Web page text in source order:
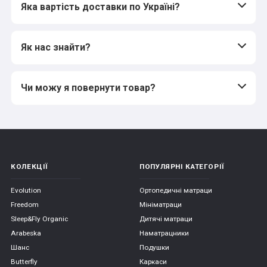
Яка вартість доставки по Україні?
Як нас знайти?
Чи можу я повернути товар?
КОЛЕКЦІЇ
Evolution
Freedom
Sleep&Fly Organic
Arabeska
Шанс
Butterfly
ПОПУЛЯРНІ КАТЕГОРІЇ
Ортопедичні матраци
Мініматраци
Дитячі матраци
Наматрацники
Подушки
Каркаси